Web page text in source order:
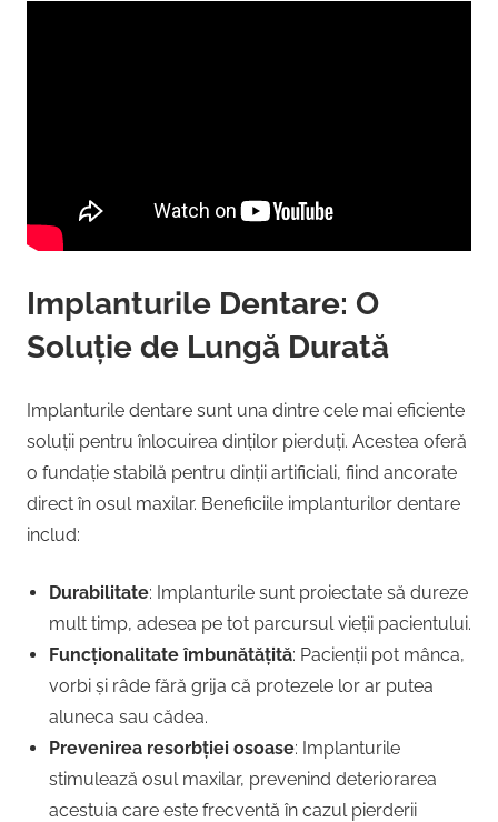
Implanturile Dentare: O
Soluție de Lungă Durată
Implanturile dentare sunt una dintre cele mai eficiente
soluții pentru înlocuirea dinților pierduți. Acestea oferă
o fundație stabilă pentru dinții artificiali, fiind ancorate
direct în osul maxilar. Beneficiile implanturilor dentare
includ:
Durabilitate: Implanturile sunt proiectate să dureze
mult timp, adesea pe tot parcursul vieții pacientului.
Funcționalitate îmbunătățită: Pacienții pot mânca,
vorbi și râde fără grija că protezele lor ar putea
aluneca sau cădea.
Prevenirea resorbției osoase: Implanturile
stimulează osul maxilar, prevenind deteriorarea
acestuia care este frecventă în cazul pierderii